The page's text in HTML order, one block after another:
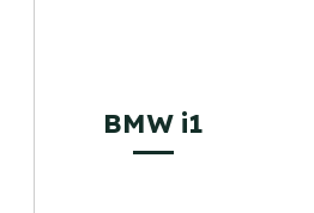
BMW i1